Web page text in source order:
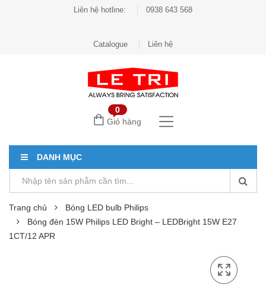
Liên hệ hotline: 0938 643 568
Catalogue Liên hệ
0
Giỏ hàng
DANH MỤC
Trang chủ
Bóng LED bulb Philips
Bóng đèn 15W Philips LED Bright – LEDBright 15W E27
1CT/12 APR